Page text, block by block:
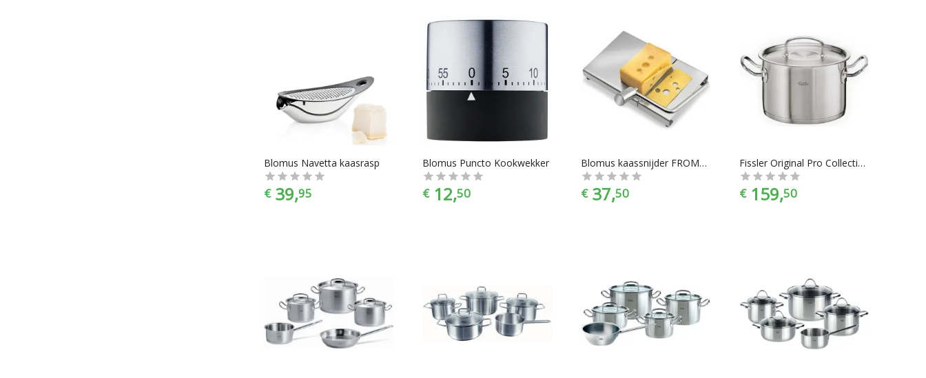
Blomus Navetta kaasrasp
€ 39,95
Blomus Puncto Kookwekker
€ 12,50
Blomus kaassnijder FROMA rvs
€ 37,50
Fissler Original Pro Collection soeppan - Ø 16 cm
€ 159,50